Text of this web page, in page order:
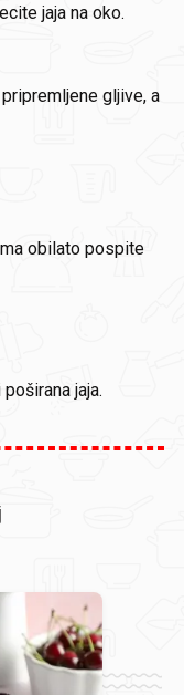
jaja na oko.
gljive, a
obilato pospite
jaja.